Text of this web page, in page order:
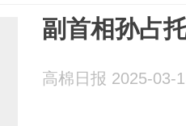
副首相孙占
高棉日报 2025-03-